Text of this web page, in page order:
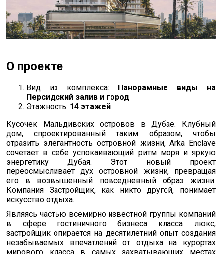
О проекте
Вид из комплекса: Панорамные виды на
Персидский залив и город
Этажность: 14 этажей
Кусочек Мальдивских островов в Дубае. Клубный
дом, спроектированный таким образом, чтобы
отразить элегантность островной жизни, Arka Enclave
сочетает в себе успокаивающий ритм моря и яркую
энергетику Дубая. Этот новый проект
переосмысливает дух островной жизни, превращая
его в возвышенный повседневный образ жизни.
Компания Застройщик, как никто другой, понимает
искусство отдыха.
Являясь частью всемирно известной группы компаний
в сфере гостиничного бизнеса класса люкс,
застройщик опирается на десятилетний опыт создания
незабываемых впечатлений от отдыха на курортах
мирового класса в самых захватывающих местах